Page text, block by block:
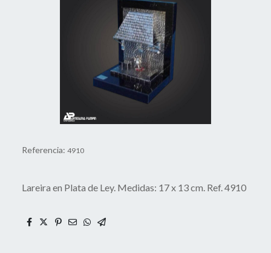
Referencia: 4910
Lareira en Plata de Ley. Medidas: 17 x 13 cm. Ref. 4910